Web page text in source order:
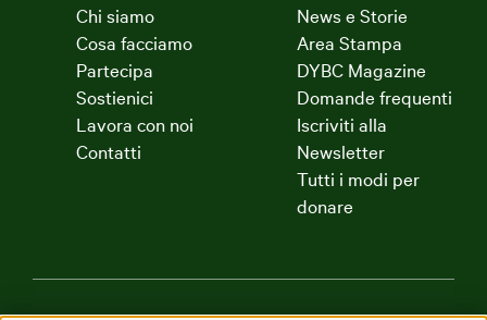
Chi siamo
Cosa facciamo
Partecipa
Sostienici
Lavora con noi
Contatti
News e Storie
Area Stampa
DYBC Magazine
Domande frequenti
Iscriviti alla
Newsletter
Tutti i modi per
donare